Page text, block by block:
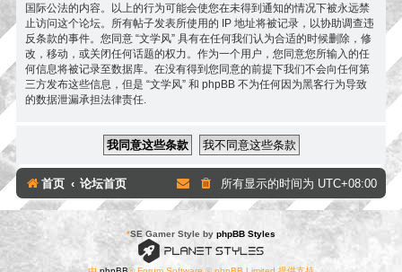
国际公法的内容。以上的行为可能会使您在未得到通知的情况下被永远禁
止访问这个论坛。所有帖子发表所使用的 IP 地址将被记录，以协助调查违
反条款的事件。您同意 “文学风” 具有在任何我们认为合适的时候删除，修
改，移动，或关闭任何话题的权力。作为一个用户，您同意您所输入的任
何信息将被记录至数据库。在没有得到您同意的前提下我们不会向任何第
三方发布这些信息，但是 “文学风” 和 phpBB 不为任何因为黑客行为导致
的数据泄漏承担法律责任.
首页 论坛首页 所有显示的时间为 UTC+08:00
*SE Gamer Style by phpBB Styles